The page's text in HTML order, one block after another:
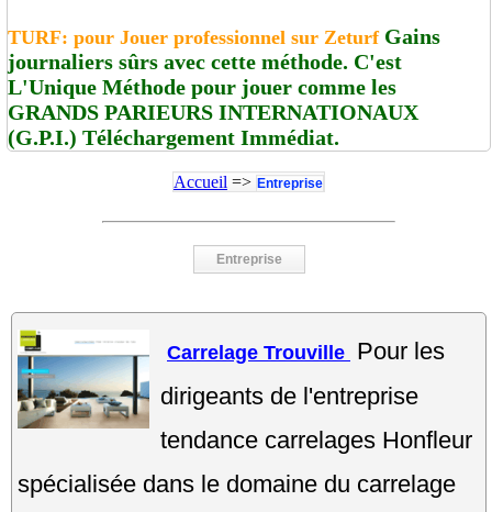
TURF: pour Jouer professionnel sur ZeturfGains
journaliers sûrs avec cette méthode. C'est
L'Unique Méthode pour jouer comme les
GRANDS PARIEURS INTERNATIONAUX
(G.P.I.) Téléchargement Immédiat.
Accueil => Entreprise
Entreprise
Carrelage Trouville Pour les
dirigeants de l'entreprise
tendance carrelages Honfleur
spécialisée dans le domaine du carrelage